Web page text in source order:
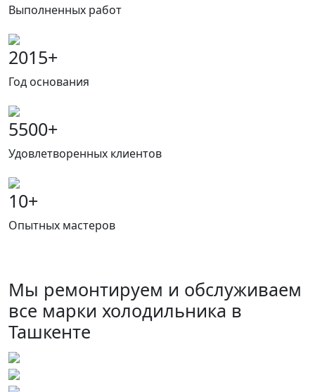
Выполненных работ
2015+
Год основания
5500+
Удовлетворенных клиентов
10+
Опытных мастеров
Мы ремонтируем и обслуживаем
все марки холодильника в
Ташкенте